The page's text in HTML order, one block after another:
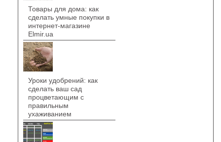
Товары для дома: как
сделать умные покупки в
интернет-магазине
Elmir.ua
Уроки удобрений: как
сделать ваш сад
процветающим с
правильным
ухаживанием